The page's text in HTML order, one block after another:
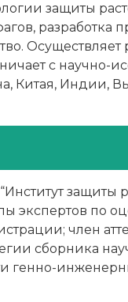
защиты
разработка
с научно-
Китая, Индии,
защиты
экспертов по
член
сборника
генно-